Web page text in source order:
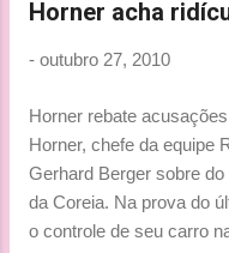
cumpriu
deixando
então
aqueles
um,
grid",
Horner acha
- outubro 27, 2010
Horner rebate
Horner, chefe da equipe
Gerhard Berger sobre
da Coreia. Na prova do
o controle de seu carro